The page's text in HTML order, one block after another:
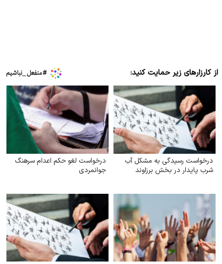
از کارزارهای زیر حمایت کنید:
درخواست رسیدگی به مشکل آب
شرب ‌پایدار در بخش برزاوند
درخواست لغو حکم اعدام سرهنگ
جوانمردی